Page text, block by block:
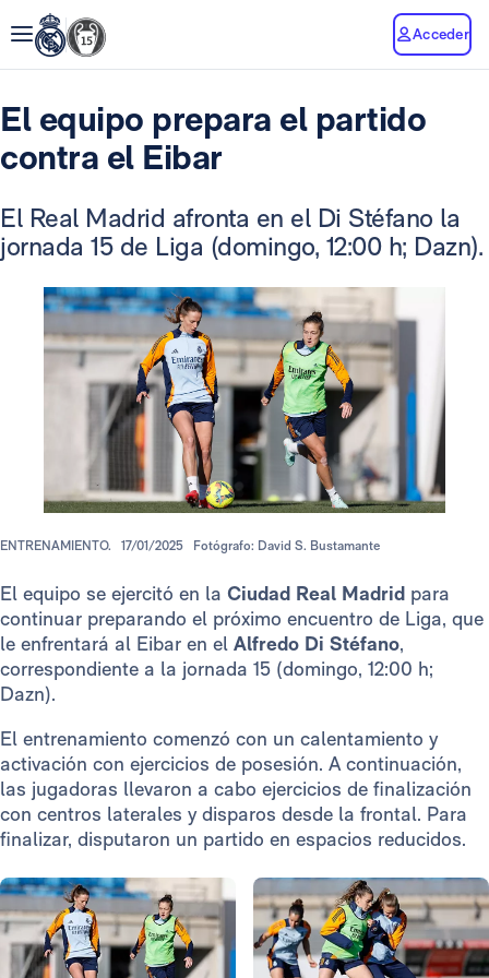
Acceder
El equipo prepara el partido
contra el Eibar
El Real Madrid afronta en el Di Stéfano la
jornada 15 de Liga (domingo, 12:00 h; Dazn).
ENTRENAMIENTO. 17/01/2025 Fotógrafo: David S. Bustamante
El equipo se ejercitó en la Ciudad Real Madrid para
continuar preparando el próximo encuentro de Liga, que
le enfrentará al Eibar en el Alfredo Di Stéfano,
correspondiente a la jornada 15 (domingo, 12:00 h;
Dazn).
El entrenamiento comenzó con un calentamiento y
activación con ejercicios de posesión. A continuación,
las jugadoras llevaron a cabo ejercicios de finalización
con centros laterales y disparos desde la frontal. Para
finalizar, disputaron un partido en espacios reducidos.